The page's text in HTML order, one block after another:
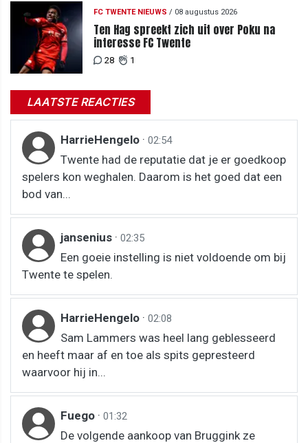
FC TWENTE NIEUWS / 08 augustus 2026
Ten Hag spreekt zich uit over Poku na
interesse FC Twente
28 1
LAATSTE REACTIES
HarrieHengelo · 02:54
Twente had de reputatie dat je er goedkoop
spelers kon weghalen. Daarom is het goed dat een
bod van...
jansenius · 02:35
Een goeie instelling is niet voldoende om bij
Twente te spelen.
HarrieHengelo · 02:08
Sam Lammers was heel lang geblesseerd
en heeft maar af en toe als spits gepresteerd
waarvoor hij in...
Fuego · 01:32
De volgende aankoop van Bruggink ze